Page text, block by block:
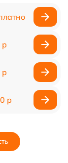
р
р
р